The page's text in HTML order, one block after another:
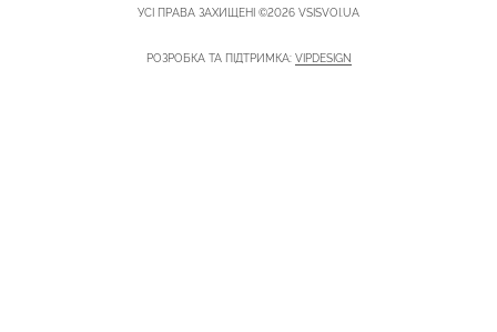
УСІ ПРАВА ЗАХИЩЕНІ ©2026 VSISVOI.UA
РОЗРОБКА ТА ПІДТРИМКА: VIPDESIGN